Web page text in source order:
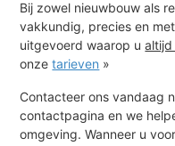
Bij zowel nieuwbouw als
vakkundig, precies en
uitgevoerd waarop ualtijd
onzetarieven »
Contacteer ons vandaag
contactpagina en we
omgeving. Wanneer u